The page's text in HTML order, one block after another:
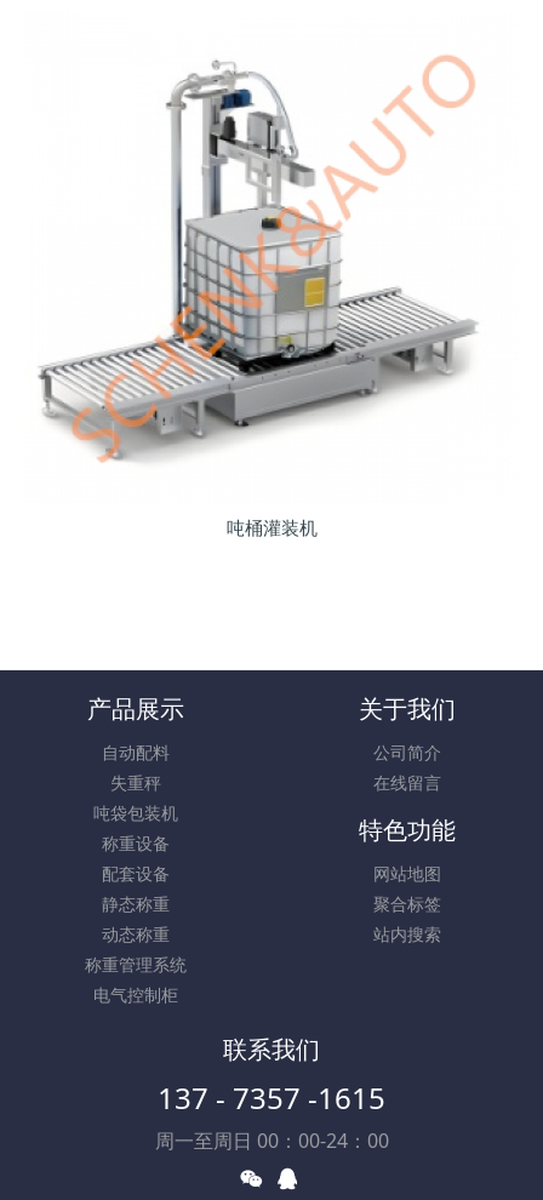
吨桶灌装机
产品展示
自动配料
失重秤
吨袋包装机
称重设备
配套设备
静态称重
动态称重
称重管理系统
电气控制柜
关于我们
公司简介
在线留言
特色功能
网站地图
聚合标签
站内搜索
联系我们
137 - 7357 -1615
周一至周日 00：00-24：00